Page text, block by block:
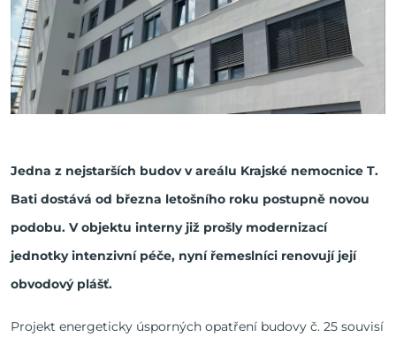
Jedna z nejstarších budov v areálu Krajské nemocnice T.
Bati dostává od března letošního roku postupně novou
podobu. V objektu interny již prošly modernizací
jednotky intenzivní péče, nyní řemeslníci renovují její
obvodový plášť.
Projekt energeticky úsporných opatření budovy č. 25 souvisí